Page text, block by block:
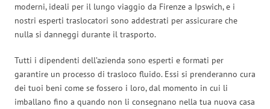
moderni, ideali per il lungo viaggio da Firenze a Ipswich, e i
nostri esperti traslocatori sono addestrati per assicurare che
nulla si danneggi durante il trasporto.
Tutti i dipendenti dell’azienda sono esperti e formati per
garantire un processo di trasloco fluido. Essi si prenderanno cura
dei tuoi beni come se fossero i loro, dal momento in cui li
imballano fino a quando non li consegnano nella tua nuova casa